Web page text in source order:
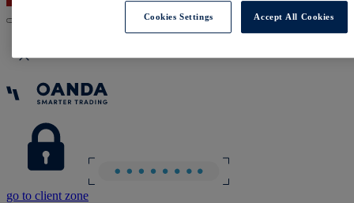
go to client zone
Cookies Settings Accept All Cookies